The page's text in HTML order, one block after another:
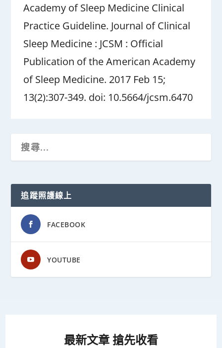
Academy of Sleep Medicine Clinical
Practice Guideline. Journal of Clinical
Sleep Medicine : JCSM : Official
Publication of the American Academy
of Sleep Medicine. 2017 Feb 15;
13(2):307-349. doi: 10.5664/jcsm.6470
追蹤照護線上
FACEBOOK
YOUTUBE
最新文章 搶先收看